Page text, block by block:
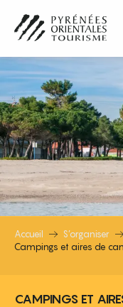
contenu
principal
Accueil S’organiser
Campings et aires de
CAMPINGS ET
CAMPINGS